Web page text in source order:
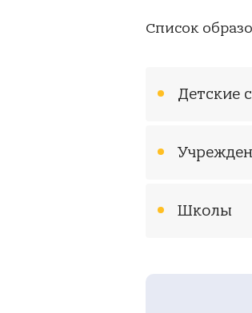
Список
Детские
Школы